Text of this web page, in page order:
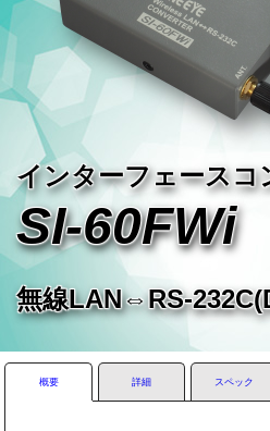
インターフェースコ
SI-60FWi
無線LAN⇔RS-
概要 詳細 スペック